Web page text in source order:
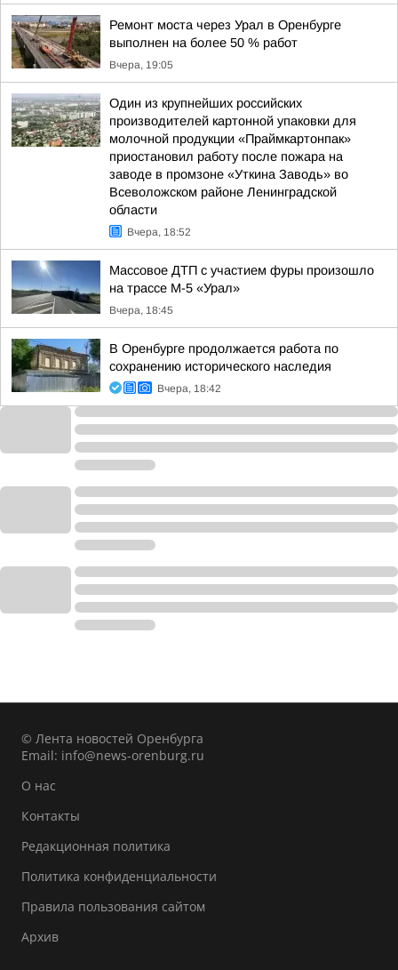
Ремонт моста через Урал в Оренбурге
выполнен на более 50 % работ
Вчера, 19:05
Один из крупнейших российских
производителей картонной упаковки для
молочной продукции «Праймкартонпак»
приостановил работу после пожара на
заводе в промзоне «Уткина Заводь» во
Всеволожском районе Ленинградской
области
Вчера, 18:52
Массовое ДТП с участием фуры произошло
на трассе М-5 «Урал»
Вчера, 18:45
В Оренбурге продолжается работа по
сохранению исторического наследия
Вчера, 18:42
© Лента новостей Оренбурга
Email: info@news-orenburg.ru
О нас
Контакты
Редакционная политика
Политика конфиденциальности
Правила пользования сайтом
Архив